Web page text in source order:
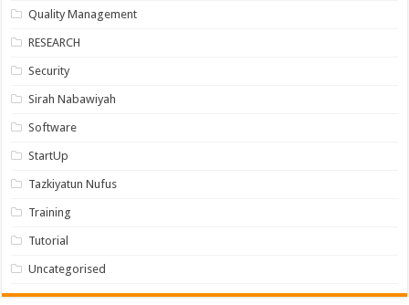
Quality Management
RESEARCH
Security
Sirah Nabawiyah
Software
StartUp
Tazkiyatun Nufus
Training
Tutorial
Uncategorised